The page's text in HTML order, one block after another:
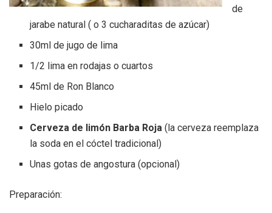
de
jarabe natural ( o 3 cucharaditas de azúcar)
30ml de jugo de lima
1/2 lima en rodajas o cuartos
45ml de Ron Blanco
Hielo picado
Cerveza de limón Barba Roja (la cerveza reemplaza
la soda en el cóctel tradicional)
Unas gotas de angostura (opcional)
Preparación: